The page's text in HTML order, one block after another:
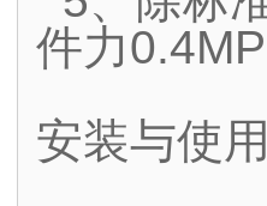
件力
安装与使